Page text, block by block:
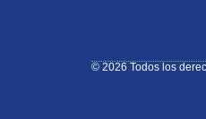
© 2026 Todos los